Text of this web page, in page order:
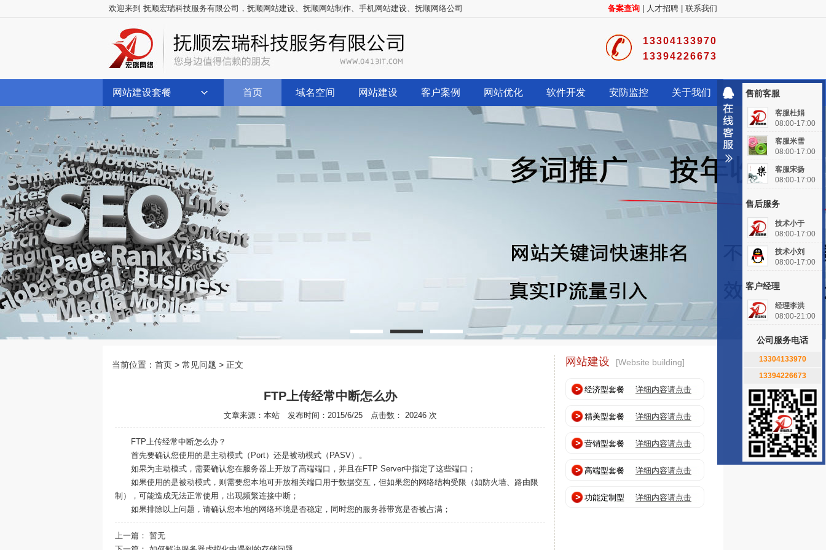
欢迎来到 抚顺宏瑞科技服务有限公司， 抚顺网站建设、 抚顺网站制作、 手机网站建设、 抚顺网络公司 备案查询 人才招聘 联系我们
13304133970
13394226673
网站建设套餐 首页 域名空间 网站建设 客户案例 网站优化 软件开发 安防监控 关于我们
当前位置： 首页 > 常见问题 > 正文
FTP上传经常中断怎么办
文章来源：本站 发布时间：2015/6/25 点击数： 20246 次
FTP上传经常中断怎么办？
首先要确认您使用的是主动模式（Port）还是被动模式（PASV）。
如果为主动模式，需要确认您在服务器上开放了高端端口，并且在FTP Server中指定了这些端口；
如果使用的是被动模式，则需要您本地可开放相关端口用于数据交互，但如果您的网络结构受限（如防火墙、路由限
制），可能造成无法正常使用，出现频繁连接中断；
如果排除以上问题，请确认您本地的网络环境是否稳定，同时您的服务器带宽是否被占满；
上一篇： 暂无
网站建设 [Website building]
经济型套餐 详细内容请点击
精美型套餐 详细内容请点击
营销型套餐 详细内容请点击
高端型套餐 详细内容请点击
功能定制型 详细内容请点击
售前客服
客服杜娟
08:00-17:00
客服米雪
08:00-17:00
客服宋扬
08:00-17:00
售后服务
技术小于
08:00-17:00
技术小刘
08:00-17:00
客户经理
经理李洪
08:00-21:00
公司服务电话
13304133970
13394226673